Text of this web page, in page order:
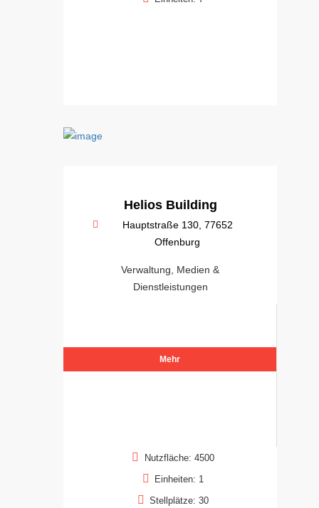
Helios Building
Hauptstraße 130, 77652
Offenburg
Verwaltung, Medien &
Dienstleistungen
Mehr
Nutzfläche: 4500
Einheiten: 1
Stellplätze: 30